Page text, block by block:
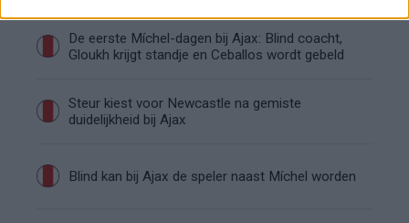
De eerste Míchel-dagen bij Ajax: Blind coacht,
Gloukh krijgt standje en Ceballos wordt gebeld
Steur kiest voor Newcastle na gemiste
duidelijkheid bij Ajax
Blind kan bij Ajax de speler naast Míchel worden